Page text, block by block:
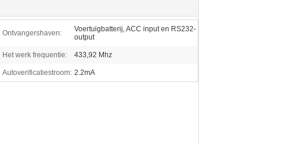
Ontvangershaven:
Voertuigbatterij, ACC input en RS232-
output
Het werk frequentie: 433,92 Mhz
Autoverificatiestroom: 2.2mA